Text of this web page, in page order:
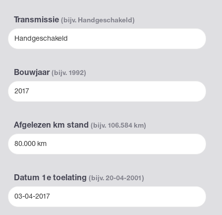
Transmissie (bijv. Handgeschakeld)
Handgeschakeld
Bouwjaar (bijv. 1992)
2017
Afgelezen km stand (bijv. 106.584 km)
80.000 km
Datum 1e toelating (bijv. 20-04-2001)
03-04-2017